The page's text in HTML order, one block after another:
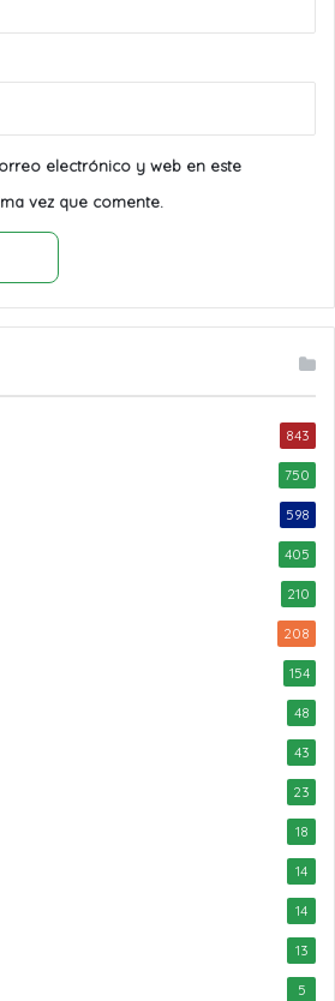
electrónico y web en este
vez que comente.
843
750
598
405
210
208
154
48
43
23
18
14
14
13
5